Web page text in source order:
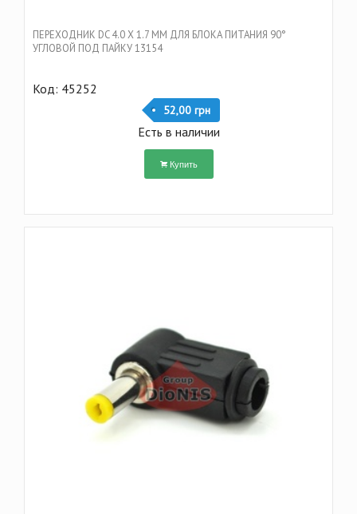
ПЕРЕХОДНИК DC 4.0 Х 1.7 ММ ДЛЯ БЛОКА ПИТАНИЯ 90°
УГЛОВОЙ ПОД ПАЙКУ 13154
Код: 45252
52,00 грн
Есть в наличии
Купить